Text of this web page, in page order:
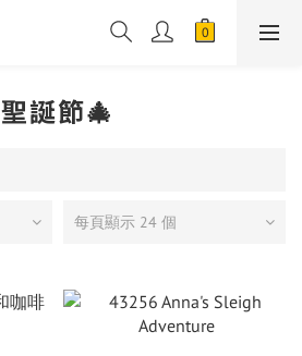
聖誕節🎄
每頁顯示 24 個